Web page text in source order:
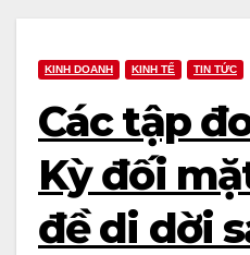
KINH DOANH KINH TẾ TIN TỨC
Các tập
Kỳ đối
đề di dời